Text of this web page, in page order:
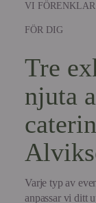
VI
FÖR DIG
Tre
njuta
Varje typ av
anpassar vi ditt